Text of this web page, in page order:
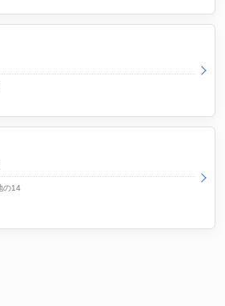
の14